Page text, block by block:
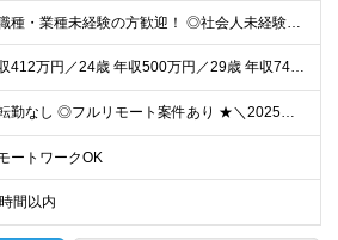
◎職種・業種未経験の方歓迎！ ◎社会人未経験、フリーター出身の方歓迎！ ◎第二新卒、ブランクありの方歓迎！ ■学歴不問 ■特別な資格や経験はいりません。お気軽にご応募ください。 ＜こんな方にピッタリ
年収412万円／24歳 年収500万円／29歳 年収740万円／34歳 ▲▲年収例▲▲ 月給24万1800円～+賞与年2回（賞与昨年実績3.2ヶ月）+各種手当＋住宅手当あり(最大1万5千円) ※経
◎転勤なし ◎フルリモート案件あり ★＼2025年10月20日にNEWオフィス移転／★ ━━━━━━━━━━━━━━━━━━━━━━ AMG Solutionは、日本橋大伝馬町に移転！ 移転に向けて
ートワークOK
間以内